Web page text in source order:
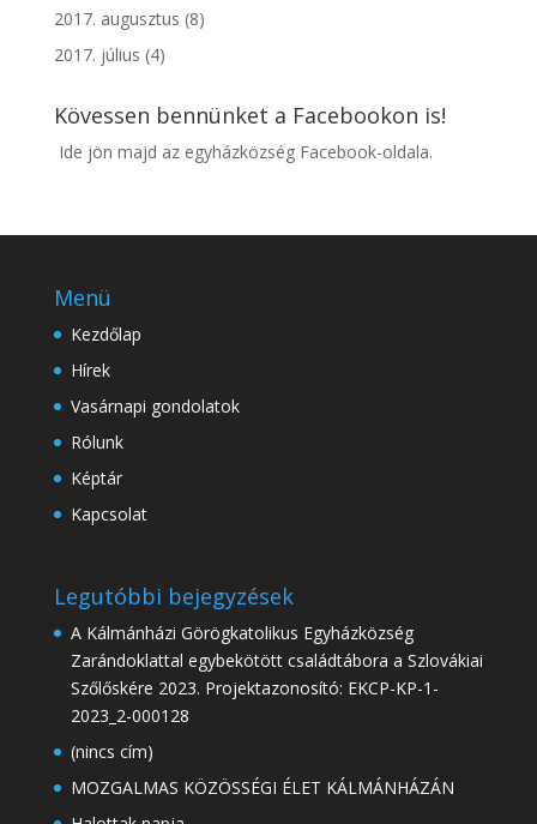
2017. augusztus (8)
2017. július (4)
Kövessen bennünket a Facebookon is!
Ide jön majd az egyházközség Facebook-oldala.
Menü
Kezdőlap
Hírek
Vasárnapi gondolatok
Rólunk
Képtár
Kapcsolat
Legutóbbi bejegyzések
A Kálmánházi Görögkatolikus Egyházközség
Zarándoklattal egybekötött családtábora a Szlovákiai
Szőlőskére 2023. Projektazonosító: EKCP-KP-1-
2023_2-000128
(nincs cím)
MOZGALMAS KÖZÖSSÉGI ÉLET KÁLMÁNHÁZÁN